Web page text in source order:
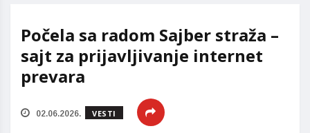
Počela sa radom Sajber straža –
sajt za prijavljivanje internet
prevara
02.06.2026. VESTI